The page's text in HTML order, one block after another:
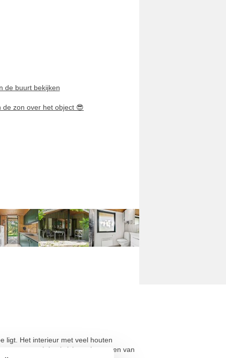
de buurt bekijken
de zon over het object 😎
ligt. Het interieur met veel houten
een prachtig uitzicht op het groen van